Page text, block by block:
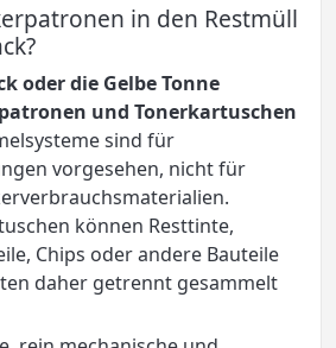
in den Restmüll
oder die Gelbe Tonne
und Tonerkartuschen
sind für
vorgesehen, nicht für
können Resttinte,
Chips oder andere Bauteile
daher getrennt gesammelt